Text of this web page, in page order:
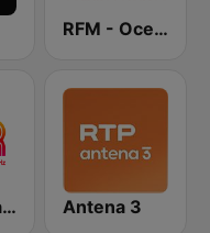
RFM - Oceano Pacífico Online
Correio da Manhã Rádio Antena 3